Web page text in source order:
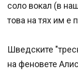
соло вокал (в
това на тях им е
Шведските
на феновете